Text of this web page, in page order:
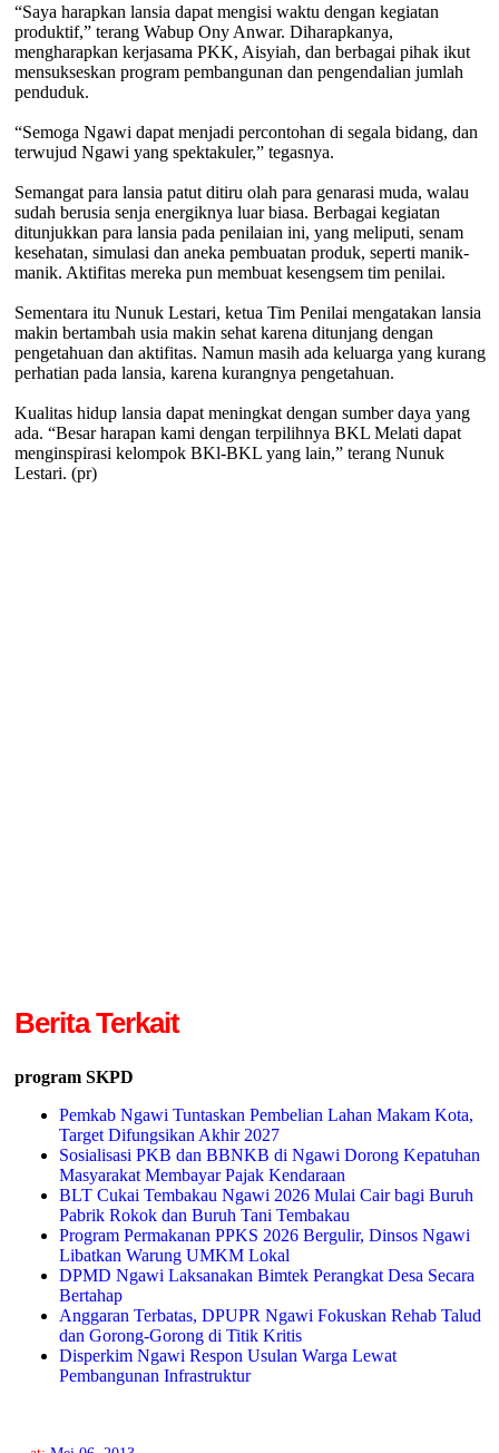
“Saya harapkan lansia dapat mengisi waktu dengan kegiatan
produktif,” terang Wabup Ony Anwar. Diharapkanya,
mengharapkan kerjasama PKK, Aisyiah, dan berbagai pihak ikut
mensukseskan program pembangunan dan pengendalian jumlah
penduduk.
“Semoga Ngawi dapat menjadi percontohan di segala bidang, dan
terwujud Ngawi yang spektakuler,” tegasnya.
Semangat para lansia patut ditiru olah para genarasi muda, walau
sudah berusia senja energiknya luar biasa. Berbagai kegiatan
ditunjukkan para lansia pada penilaian ini, yang meliputi, senam
kesehatan, simulasi dan aneka pembuatan produk, seperti manik-
manik. Aktifitas mereka pun membuat kesengsem tim penilai.
Sementara itu Nunuk Lestari, ketua Tim Penilai mengatakan lansia
makin bertambah usia makin sehat karena ditunjang dengan
pengetahuan dan aktifitas. Namun masih ada keluarga yang kurang
perhatian pada lansia, karena kurangnya pengetahuan.
Kualitas hidup lansia dapat meningkat dengan sumber daya yang
ada. “Besar harapan kami dengan terpilihnya BKL Melati dapat
menginspirasi kelompok BKl-BKL yang lain,” terang Nunuk
Lestari. (pr)
Berita Terkait
program SKPD
Pemkab Ngawi Tuntaskan Pembelian Lahan Makam Kota,
Target Difungsikan Akhir 2027
Sosialisasi PKB dan BBNKB di Ngawi Dorong Kepatuhan
Masyarakat Membayar Pajak Kendaraan
BLT Cukai Tembakau Ngawi 2026 Mulai Cair bagi Buruh
Pabrik Rokok dan Buruh Tani Tembakau
Program Permakanan PPKS 2026 Bergulir, Dinsos Ngawi
Libatkan Warung UMKM Lokal
DPMD Ngawi Laksanakan Bimtek Perangkat Desa Secara
Bertahap
Anggaran Terbatas, DPUPR Ngawi Fokuskan Rehab Talud
dan Gorong-Gorong di Titik Kritis
Disperkim Ngawi Respon Usulan Warga Lewat
Pembangunan Infrastruktur